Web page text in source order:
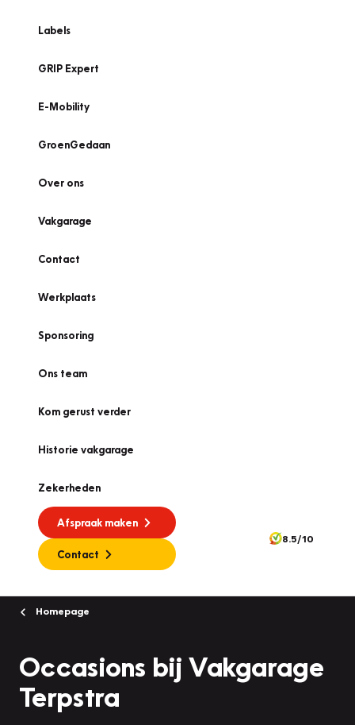
Labels
GRIP Expert
E-Mobility
GroenGedaan
Over ons
Vakgarage
Contact
Werkplaats
Sponsoring
Ons team
Kom gerust verder
Historie vakgarage
Zekerheden
Afspraak maken
Contact
8.5/10
Homepage
Occasions bij Vakgarage
Terpstra